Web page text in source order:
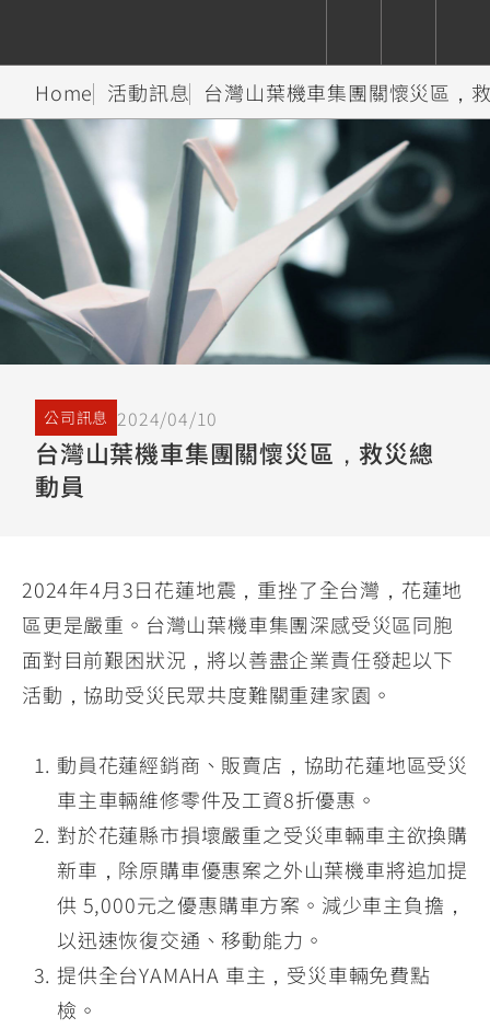
依排氣量
Super
Sport
Hyper
Naked
Sport
Heritage
YZF-R9
550+
550+
YZF-R3
YZF-R15
150
MT-
09
Y-
AMT
MT-
09
550+
550+
MT-
MT-
155
150
依排氣量
Premium Sport FashionAdventureFamily
TMAX
550+
251~549
NMAX
AUGUR
150
CYGNUS
XR
150
CYGNUS
X
2.0
150
Limi
125
BW'S
125
125
JOG
CUXiE
2.5 kw
追蹤愛車
我的愛車 瀏覽紀錄
Home 活動訊息 台灣山葉機車集團關懷災區，
公司訊息 2024/04/10
台灣山葉機車集團關懷災區，救災總
動員
2024年4月3日花蓮地震，重挫了全台灣，花蓮地
區更是嚴重。台灣山葉機車集團深感受災區同胞
面對目前艱困狀況，將以善盡企業責任發起以下
活動，協助受災民眾共度難關重建家園。
動員花蓮經銷商、販賣店，協助花蓮地區受災
車主車輛維修零件及工資8折優惠。
對於花蓮縣市損壞嚴重之受災車輛車主欲換購
新車，除原購車優惠案之外山葉機車將追加提
供 5,000元之優惠購車方案。減少車主負擔，
以迅速恢復交通、移動能力。
提供全台YAMAHA 車主，受災車輛免費點
檢。